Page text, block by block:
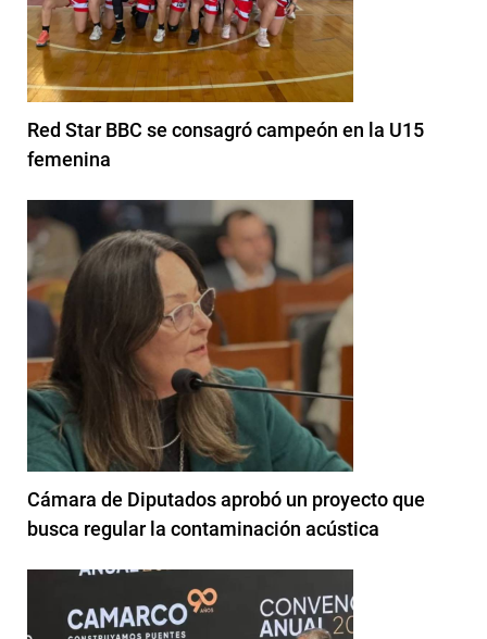
Red Star BBC se consagró campeón en la U15
femenina
Cámara de Diputados aprobó un proyecto que
busca regular la contaminación acústica